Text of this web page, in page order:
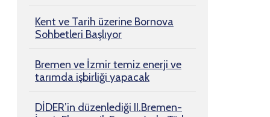
Kent ve Tarih üzerine Bornova
Sohbetleri Başlıyor
Bremen ve İzmir temiz enerji ve
tarımda işbirliği yapacak
DİDER’in düzenlediği II.Bremen-